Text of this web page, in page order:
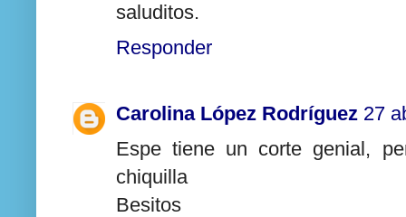
saluditos.
Responder
Carolina López Rodríguez 27
Espe tiene un corte genial,
chiquilla
Besitos